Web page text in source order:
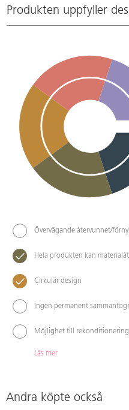
Produkten uppfyller
Övervägande återvunnet/
Hela produkten kan
Cirkulär design
Ingen permanent
Möjlighet till rekonditionering
Läs mer
Andra köpte också